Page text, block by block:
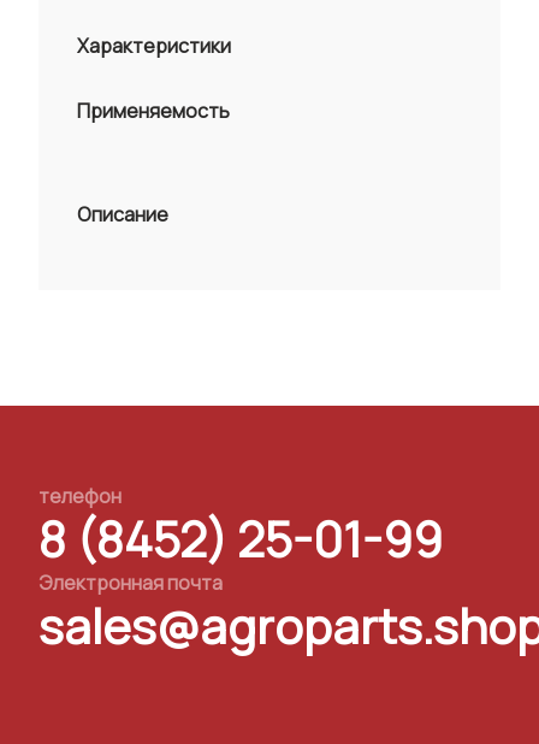
Характеристики
Применяемость
Описание
телефон
8 (8452) 25-01-99
Электронная почта